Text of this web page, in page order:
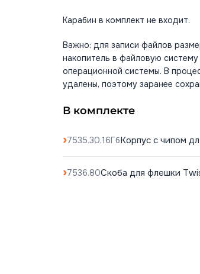
Карабин в комплект не входит.
Важно: для записи файлов
накопитель в файловую
операционной системы. В
удалены, поэтому заранее
В комплекте
7535.30.16ГбКорпус с чипом
7536.80Скоба для флешки